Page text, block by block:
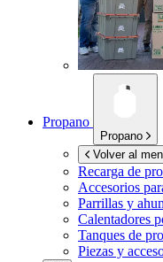
Propano
Propano
Volver al
Recarga de
Accesorios
Parrillas y
Calentadores
Tanques de
Piezas y